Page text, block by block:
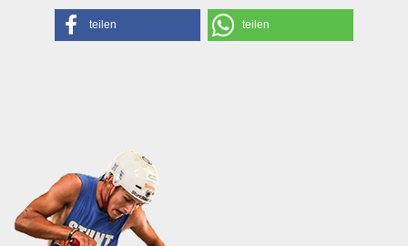
teilen teilen